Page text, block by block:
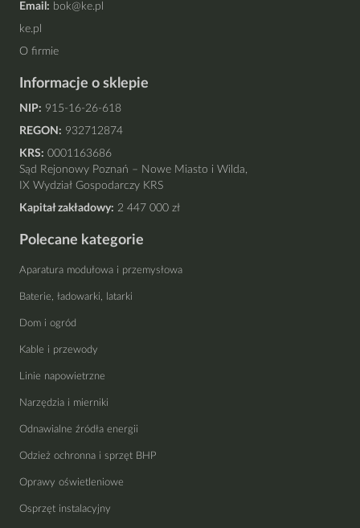
Email: bok@ke.pl
ke.pl
O firmie
Informacje o sklepie
NIP: 915-16-26-618
REGON: 932712874
KRS: 0001163686
Sąd Rejonowy Poznań – Nowe Miasto i Wilda,
IX Wydział Gospodarczy KRS
Kapitał zakładowy: 2 447 000 zł
Polecane kategorie
Aparatura modułowa i przemysłowa
Baterie, ładowarki, latarki
Dom i ogród
Kable i przewody
Linie napowietrzne
Narzędzia i mierniki
Odnawialne źródła energii
Odzież ochronna i sprzęt BHP
Oprawy oświetleniowe
Osprzęt instalacyjny